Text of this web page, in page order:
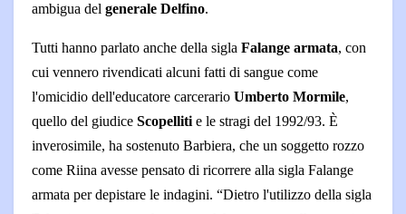
ambigua del generale Delfino.
Tutti hanno parlato anche della sigla Falange armata, con
cui vennero rivendicati alcuni fatti di sangue come
l'omicidio dell'educatore carcerario Umberto Mormile,
quello del giudice Scopelliti e le stragi del 1992/93. È
inverosimile, ha sostenuto Barbiera, che un soggetto rozzo
come Riina avesse pensato di ricorrere alla sigla Falange
armata per depistare le indagini. “Dietro l'utilizzo della sigla